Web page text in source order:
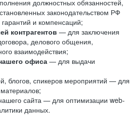
должностных обязанностей,
законодательством РФ
и компенсаций;
контрагентов — для заключения
делового общения,
взаимодействия;
офиса — для выдачи
блогов, спикеров мероприятий — для
сайта — для оптимизации web-
данных.